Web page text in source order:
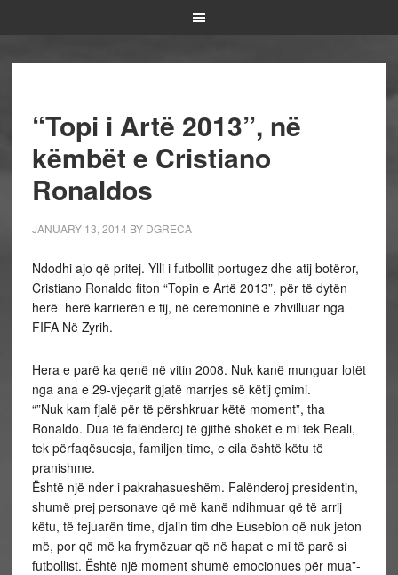
“Topi i Artë 2013”, në
këmbët e Cristiano
Ronaldos
JANUARY 13, 2014 BY DGRECA
Ndodhi ajo që pritej. Ylli i futbollit portugez dhe atij botëror,
Cristiano Ronaldo fiton “Topin e Artë 2013”, për të dytën
herë herë karrierën e tij, në ceremoninë e zhvilluar nga
FIFA Në Zyrih.
Hera e parë ka qenë në vitin 2008. Nuk kanë munguar lotët
nga ana e 29-vjeçarit gjatë marrjes së këtij çmimi.
“”Nuk kam fjalë për të përshkruar këtë moment”, tha
Ronaldo. Dua të falënderoj të gjithë shokët e mi tek Reali,
tek përfaqësuesja, familjen time, e cila është këtu të
pranishme.
Është një nder i pakrahasueshëm. Falënderoj presidentin,
shumë prej personave që më kanë ndihmuar që të arrij
këtu, të fejuarën time, djalin tim dhe Eusebion që nuk jeton
më, por që më ka frymëzuar që në hapat e mi të parë si
futbollist. Është një moment shumë emocionues për mua”-